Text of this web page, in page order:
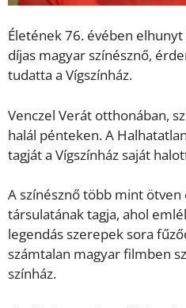
Életének 76. évében elhunyt
díjas magyar színésznő,
tudatta a Vígszínház.
Venczel Verát otthonában,
halál pénteken. A
tagját a Vígszínház saját
A színésznő több mint ötven
társulatának tagja, ahol
legendás szerepek sora
számtalan magyar filmben
színház.